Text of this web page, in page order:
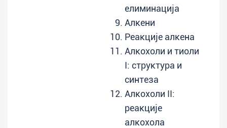
елиминација
Алкени
Реакције алкена
Алкохоли и тиоли
I: структура и
синтеза
Алкохоли II:
реакције
алкохола